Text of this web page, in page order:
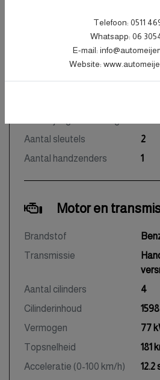
5
Aantal zitplaatsen
5
Gewicht
Aantal sleutels
2
Aantal handzenders
1
Motor en
Brandstof
Transmissie
Aantal cilinders
4
Cilinderinhoud
Vermogen
77
Topsnelheid
181
Acceleratie (0-100 km/h)
12.2
Telefoon: 0511
Whatsapp: 06
E-mail:
Website: